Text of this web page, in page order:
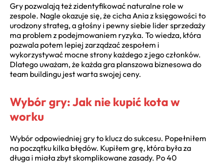
Gry pozwalają też zidentyfikować naturalne role w
zespole. Nagle okazuje się, że cicha Ania z księgowości to
urodzony strateg, a głośny i pewny siebie lider sprzedaży
ma problem z podejmowaniem ryzyka. To wiedza, która
pozwala potem lepiej zarządzać zespołem i
wykorzystywać mocne strony każdego z jego członków.
Dlatego uważam, że każda gra planszowa biznesowa do
team buildingu jest warta swojej ceny.
Wybór gry: Jak nie kupić kota w
worku
Wybór odpowiedniej gry to klucz do sukcesu. Popełniłem
na początku kilka błędów. Kupiłem grę, która była za
długa i miała zbyt skomplikowane zasady. Po 40